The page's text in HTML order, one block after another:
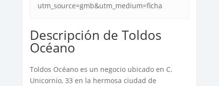
utm_source=gmb&utm_medium=ficha
Descripción de Toldos
Océano
Toldos Océano es un negocio ubicado en C.
Unicornio, 33 en la hermosa ciudad de